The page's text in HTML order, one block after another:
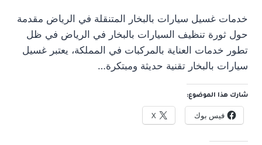
خدمات غسيل سيارات بالبخار المتنقلة في الرياض مقدمة
حول ثورة تنظيف السيارات بالبخار في الرياض في ظل
تطور خدمات العناية بالمركبات في المملكة، يعتبر غسيل
سيارات بالبخار تقنية حديثة ومبتكرة…
شارك هذا الموضوع:
فيس بوك X